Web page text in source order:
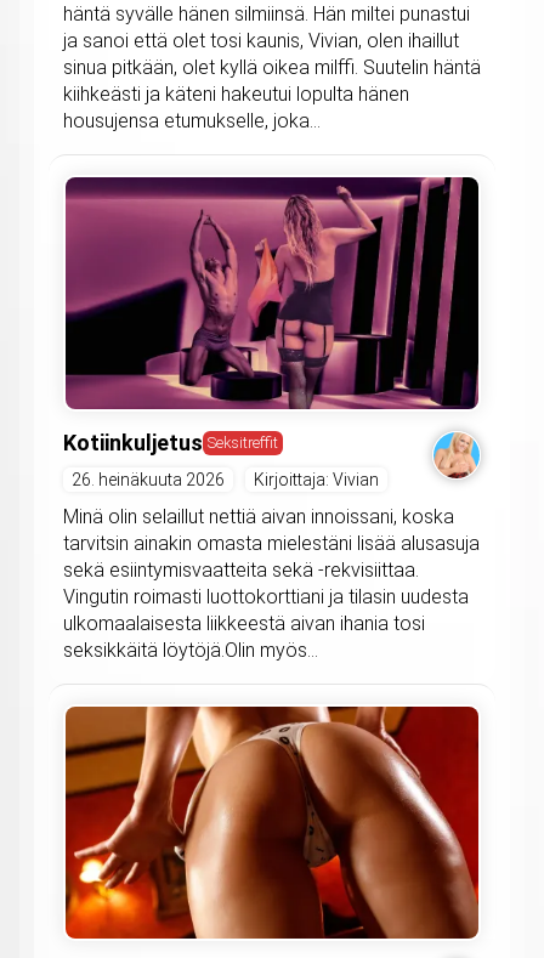
häntä syvälle hänen silmiinsä. Hän miltei punastui
ja sanoi että olet tosi kaunis, Vivian, olen ihaillut
sinua pitkään, olet kyllä oikea milffi. Suutelin häntä
kiihkeästi ja käteni hakeutui lopulta hänen
housujensa etumukselle, joka...
Kotiinkuljetus Seksitreffit
26. heinäkuuta 2026 Kirjoittaja: Vivian
Minä olin selaillut nettiä aivan innoissani, koska
tarvitsin ainakin omasta mielestäni lisää alusasuja
sekä esiintymisvaatteita sekä -rekvisiittaa.
Vingutin roimasti luottokorttiani ja tilasin uudesta
ulkomaalaisesta liikkeestä aivan ihania tosi
seksikkäitä löytöjä.Olin myös...